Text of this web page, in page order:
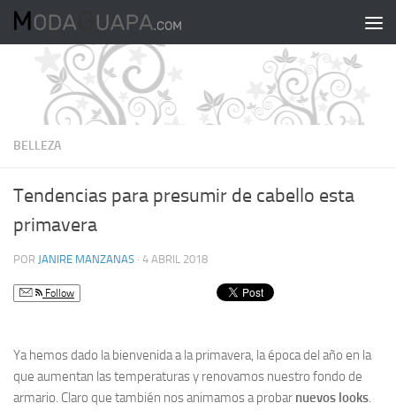
Saltar al contenido
BELLEZA
Tendencias para presumir de cabello esta
primavera
POR JANIRE MANZANAS · 4 ABRIL 2018
Follow
Ya hemos dado la bienvenida a la primavera, la época del año en la
que aumentan las temperaturas y renovamos nuestro fondo de
armario. Claro que también nos animamos a probar nuevos looks